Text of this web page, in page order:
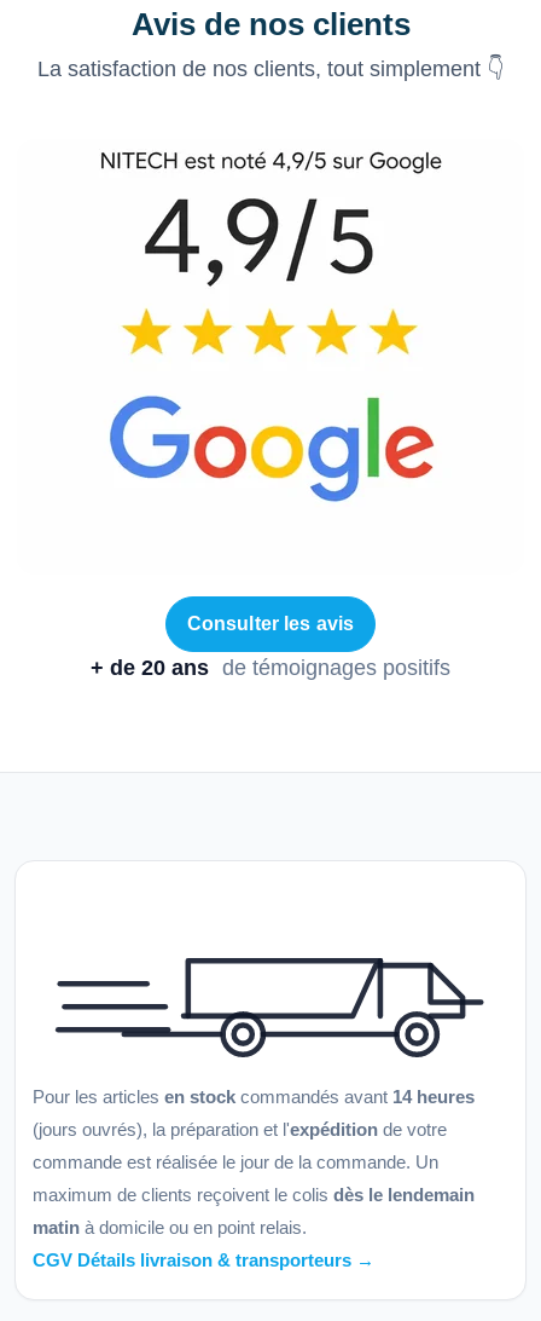
Avis de nos clients
La satisfaction de nos clients, tout simplement 👇
Consulter les avis
+ de 20 ans de témoignages positifs
Pour les articles en stock commandés avant 14 heures
(jours ouvrés), la préparation et l'expédition de votre
commande est réalisée le jour de la commande. Un
maximum de clients reçoivent le colis dès le lendemain
matin à domicile ou en point relais.
CGV Détails livraison & transporteurs →